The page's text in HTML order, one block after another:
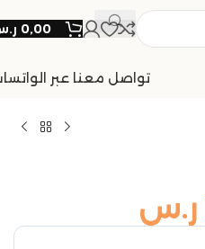
0,00
تواصل معنا عبر
ر.س